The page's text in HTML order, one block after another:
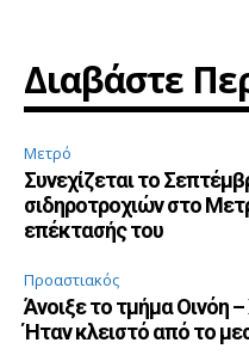
Διαβάστε
Μετρό
Συνεχίζεται το
σιδηροτροχιών στο
επέκτασής του
Προαστιακός
Άνοιξε το τμήμα Οινόη
Ήταν κλειστό από το